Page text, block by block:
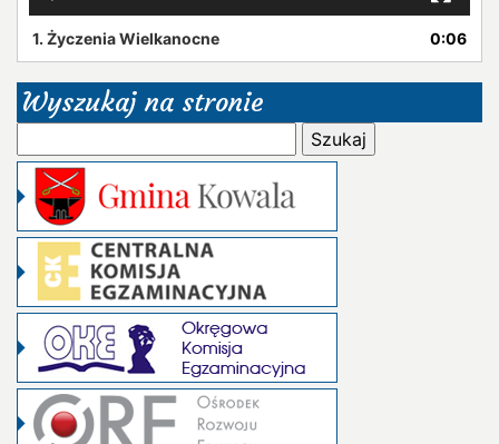
1. Życzenia Wielkanocne 0:06
Wyszukaj na stronie